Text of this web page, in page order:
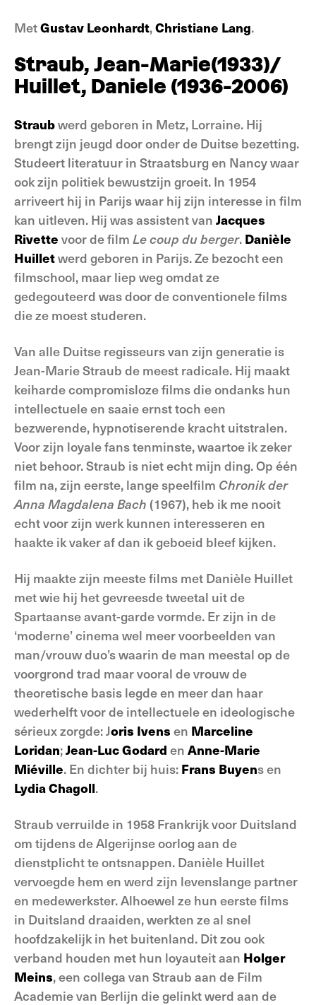
MetGustav Leonhardt,Christiane Lang.
Straub, Jean-Marie(1933)/
Huillet, Daniele (1936-2006)
Straubwerd geboren in Metz, Lorraine. Hij
brengt zijn jeugd door onder de Duitse bezetting.
Studeert literatuur in Straatsburg en Nancy waar
ook zijn politiek bewustzijn groeit. In 1954
arriveert hij in Parijs waar hij zijn interesse in film
kan uitleven. Hij was assistent van Jacques
Rivette voor de film Le coup du berger. Danièle
Huilletwerd geboren in Parijs. Ze bezocht een
filmschool, maar liep weg omdat ze
gedegouteerd was door de conventionele films
die ze moest studeren.
Van alle Duitse regisseurs van zijn generatie is
Jean-Marie Straub de meest radicale. Hij maakt
keiharde compromisloze films die ondanks hun
intellectuele en saaie ernst toch een
bezwerende, hypnotiserende kracht uitstralen.
Voor zijn loyale fans tenminste, waartoe ik zeker
niet behoor. Straub is niet echt mijn ding. Op één
film na, zijn eerste, lange speelfilm Chronik der
Anna Magdalena Bach (1967), heb ik me nooit
echt voor zijn werk kunnen interesseren en
haakte ik vaker af dan ik geboeid bleef kijken.
Hij maakte zijn meeste films met Danièle Huillet
met wie hij het gevreesde tweetal uit de
Spartaanse avant-garde vormde. Er zijn in de
‘moderne’ cinema wel meer voorbeelden van
man/vrouw duo’s waarin de man meestal op de
voorgrond trad maar vooral de vrouw de
theoretische basis legde en meer dan haar
wederhelft voor de intellectuele en ideologische
sérieux zorgde: Joris Ivens en Marceline
Loridan;Jean-Luc Godard en Anne-Marie
Miéville. En dichter bij huis: Frans Buyens en
Lydia Chagoll.
Straub verruilde in 1958 Frankrijk voor Duitsland
om tijdens de Algerijnse oorlog aan de
dienstplicht te ontsnappen. Danièle Huillet
vervoegde hem en werd zijn levenslange partner
en medewerkster. Alhoewel ze hun eerste films
in Duitsland draaiden, werkten ze al snel
hoofdzakelijk in het buitenland. Dit zou ook
verband houden met hun loyauteit aan Holger
Meins, een collega van Straub aan de Film
Academie van Berlijn die gelinkt werd aan de